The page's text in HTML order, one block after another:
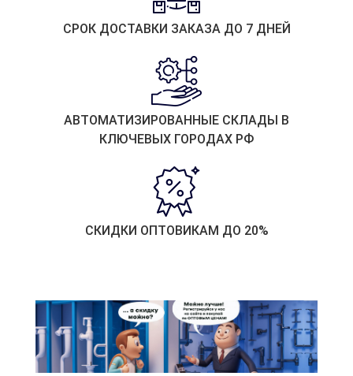
СРОК ДОСТАВКИ ЗАКАЗА ДО 7 ДНЕЙ
АВТОМАТИЗИРОВАННЫЕ СКЛАДЫ В
КЛЮЧЕВЫХ ГОРОДАХ РФ
СКИДКИ ОПТОВИКАМ ДО 20%